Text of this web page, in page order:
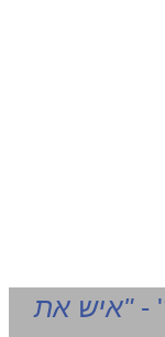
-"איש את